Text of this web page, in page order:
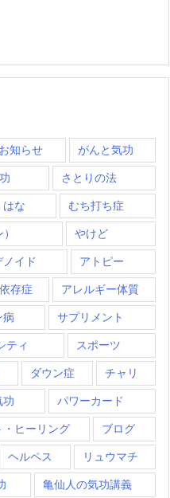
お知らせ がんと気功
さとりの法
はな むち打ち症
やけど
ノイド アトピー
存症 アレルギー体質
病 サプリメント
ティ スポーツ
ダウン症 チャリ
功 パワーカード
・ヒーリング ブログ
ヘルペス リュウマチ
亀仙人の気功講義